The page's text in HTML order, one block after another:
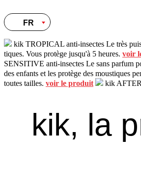
FR
kik TROPICAL anti-insectes Le très
tiques. Vous protège jusqu'à 5 heures. voir
SENSITIVE anti-insectes Le sans parfum
des enfants et les protège des moustiques
toutes tailles. voir le produit kik
kik, la